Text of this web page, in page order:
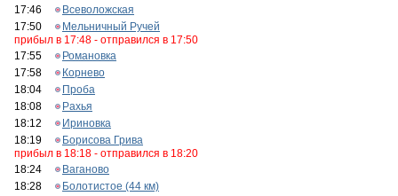
17:46
Всеволожская
17:50
Мельничный Ручей
прибыл в 17:48 - отправился в 17:50
17:55
Романовка
17:58
Корнево
18:04
Проба
18:08
Рахья
18:12
Ириновка
18:19
Борисова Грива
прибыл в 18:18 - отправился в 18:20
18:24
Ваганово
18:28
Болотистое (44 км)